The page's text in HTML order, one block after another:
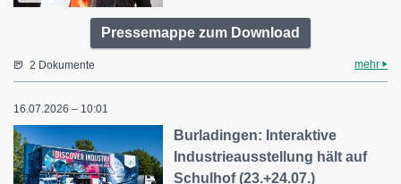
Pressemappe zum Download
2 Dokumente mehr
16.07.2026 – 10:01
Burladingen: Interaktive
Industrieausstellung hält auf
Schulhof (23.+24.07.)